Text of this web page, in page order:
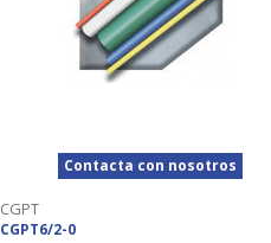
Contacta con nosotros
CGPT
CGPT6/2-0